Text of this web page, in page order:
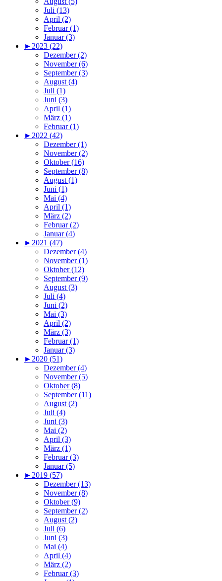
Juli (13)
April (2)
Februar (1)
Januar (3)
► 2023 (22)
Dezember (2)
November (6)
September (3)
August (4)
Juli (1)
Juni (3)
April (1)
März (1)
Februar (1)
► 2022 (42)
Dezember (1)
November (2)
Oktober (16)
September (8)
August (1)
Juni (1)
Mai (4)
April (1)
März (2)
Februar (2)
Januar (4)
► 2021 (47)
Dezember (4)
November (1)
Oktober (12)
September (9)
August (3)
Juli (4)
Juni (2)
Mai (3)
April (2)
März (3)
Februar (1)
Januar (3)
► 2020 (51)
Dezember (4)
November (5)
Oktober (8)
September (11)
August (2)
Juli (4)
Juni (3)
Mai (2)
April (3)
März (1)
Februar (3)
Januar (5)
► 2019 (57)
Dezember (13)
November (8)
Oktober (9)
September (2)
August (2)
Juli (6)
Juni (3)
Mai (4)
April (4)
März (2)
Februar (3)